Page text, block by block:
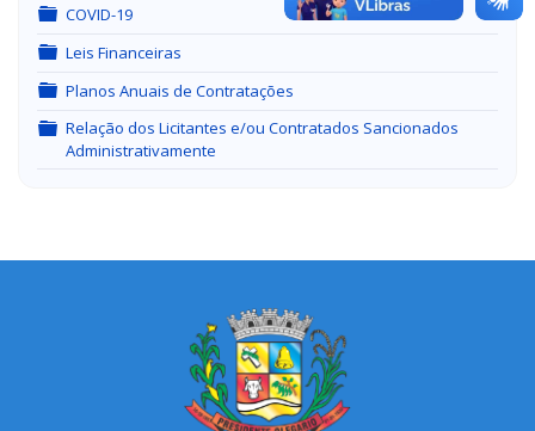
Pasta
COVID-19
Pasta
Leis Financeiras
Pasta
Planos Anuais de Contratações
Pasta
Relação dos Licitantes e/ou Contratados Sancionados
Administrativamente